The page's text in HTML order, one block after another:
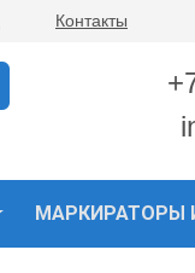
Контакты
МАРКИРАТОРЫ